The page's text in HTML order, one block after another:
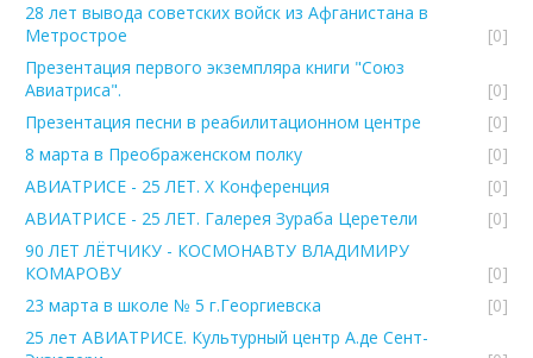
28 лет вывода советских войск из Афганистана в
Метрострое
[0]
Презентация первого экземпляра книги "Союз
Авиатриса".
[0]
Презентация песни в реабилитационном центре
[0]
8 марта в Преображенском полку
[0]
АВИАТРИСЕ - 25 ЛЕТ. Х Конференция
[0]
АВИАТРИСЕ - 25 ЛЕТ. Галерея Зураба Церетели
[0]
90 ЛЕТ ЛЁТЧИКУ - КОСМОНАВТУ ВЛАДИМИРУ
КОМАРОВУ
[0]
23 марта в школе № 5 г.Георгиевска
[0]
25 лет АВИАТРИСЕ. Культурный центр А.де Сент-